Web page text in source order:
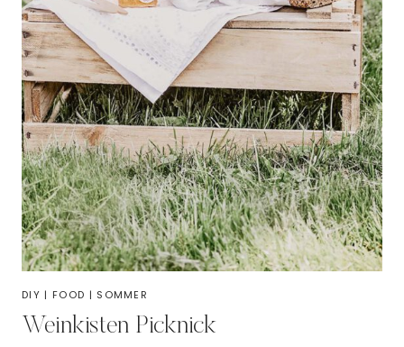
DIY | FOOD | SOMMER
Weinkisten Picknick